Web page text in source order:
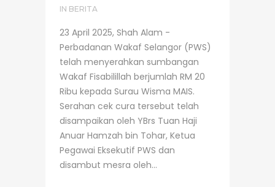
IN BERITA
23 April 2025, Shah Alam -
Perbadanan Wakaf Selangor (PWS)
telah menyerahkan sumbangan
Wakaf Fisabilillah berjumlah RM 20
Ribu kepada Surau Wisma MAIS.
Serahan cek cura tersebut telah
disampaikan oleh YBrs Tuan Haji
Anuar Hamzah bin Tohar, Ketua
Pegawai Eksekutif PWS dan
disambut mesra oleh...